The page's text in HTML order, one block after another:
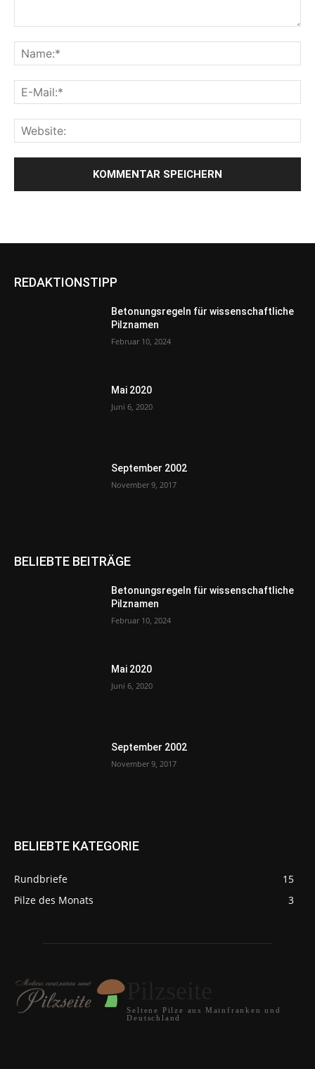
REDAKTIONSTIPP
Betonungsregeln für wissenschaftliche
Pilznamen
Februar 10, 2024
Mai 2020
Juni 6, 2020
September 2002
November 9, 2017
BELIEBTE BEITRÄGE
Betonungsregeln für wissenschaftliche
Pilznamen
Februar 10, 2024
Mai 2020
Juni 6, 2020
September 2002
November 9, 2017
BELIEBTE KATEGORIE
Rundbriefe
15
Pilze des Monats
3
Seltene Pilze aus Mainfranken und
Deutschland